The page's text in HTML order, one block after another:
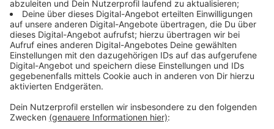
nötigen Unterlagen schon ausgefüllt mitgebracht
werden. Die mobilen Impftermine gibt es auch
weiterhin. Am Donnerstag zum Beispiel im Ratssaal der
Stadt Korschenbroich oder im Pfarrheim in Dormagen-
Gohr.